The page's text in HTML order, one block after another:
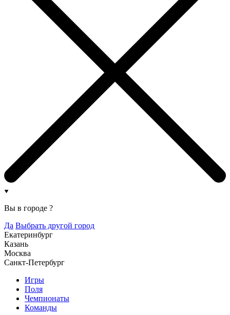
Вы в городе ?
Да Выбрать другой город
Екатеринбург
Казань
Москва
Санкт-Петербург
Игры
Поля
Чемпионаты
Команды